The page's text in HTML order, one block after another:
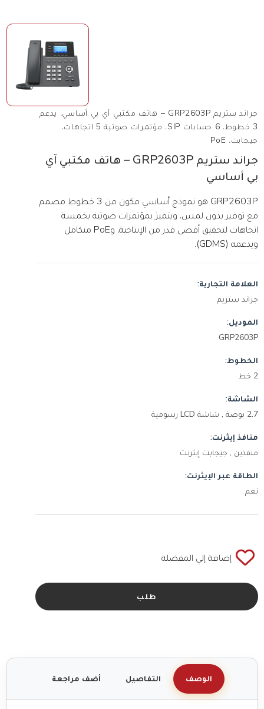
جراند ستريم GRP2603P – هاتف مكتبي آي بي أساسي، يدعم
3 خطوط، 6 حسابات SIP، مؤتمرات صوتية 5 اتجاهات،
جيجابت، PoE
جراند ستريم GRP2603P – هاتف مكتبي آي
بي أساسي
GRP2603P هو نموذج أساسي مكون من 3 خطوط مصمم
مع توفير بدون لمس، ويتميز بمؤتمرات صوتية بخمسة
اتجاهات لتحقيق أقصى قدر من الإنتاجية، وPoE متكامل
ويدعمه (GDMS).
العلامة التجارية:
جراند ستريم
الموديل:
GRP2603P
الخطوط:
2 خط
الشاشة:
2.7 بوصة , شاشة LCD رسومية
منافذ إيثرنت:
منفذين , جيجابت إيثرنت
الطاقة عبر الإيثرنت:
نعم
إضافة إلي المفضلة
طلب
الوصف التفاصيل أضف مراجعة